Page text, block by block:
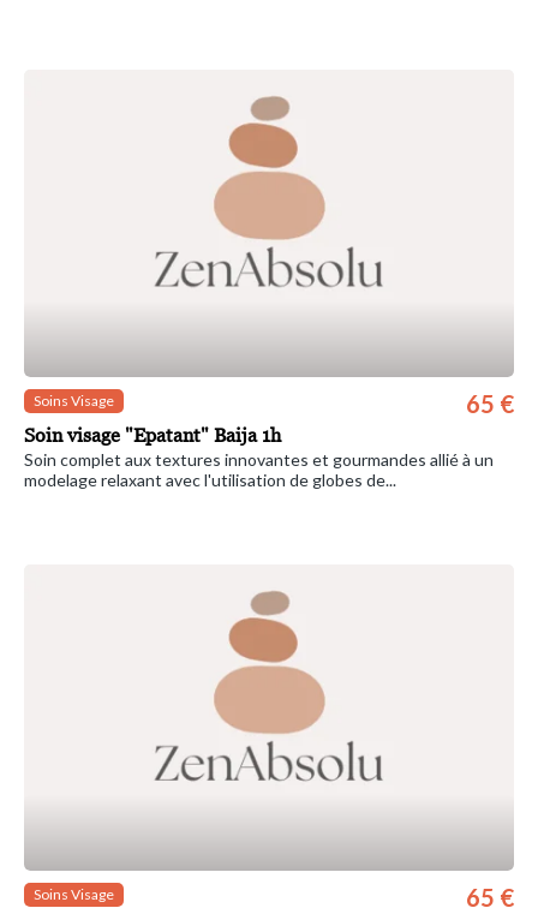
Soins Visage
Soin visage "Epatant" Baija 1h
65 €
Soin complet aux textures innovantes et gourmandes allié à un
modelage relaxant avec l'utilisation de globes de...
Soins Visage 65 €